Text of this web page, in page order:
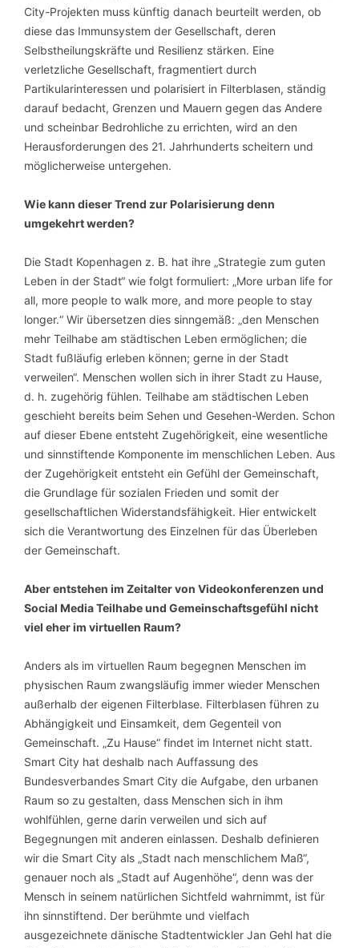
City-Projekten muss künftig danach beurteilt werden, ob
diese das Immunsystem der Gesellschaft, deren
Selbstheilungskräfte und Resilienz stärken. Eine
verletzliche Gesellschaft, fragmentiert durch
Partikularinteressen und polarisiert in Filterblasen, ständig
darauf bedacht, Grenzen und Mauern gegen das Andere
und scheinbar Bedrohliche zu errichten, wird an den
Herausforderungen des 21. Jahrhunderts scheitern und
möglicherweise untergehen.
Wie kann dieser Trend zur Polarisierung denn
umgekehrt werden?
Die Stadt Kopenhagen z. B. hat ihre „Strategie zum guten
Leben in der Stadt“ wie folgt formuliert: „More urban life for
all, more people to walk more, and more people to stay
longer.“ Wir übersetzen dies sinngemäß: „den Menschen
mehr Teilhabe am städtischen Leben ermöglichen; die
Stadt fußläufig erleben können; gerne in der Stadt
verweilen“. Menschen wollen sich in ihrer Stadt zu Hause,
d. h. zugehörig fühlen. Teilhabe am städtischen Leben
geschieht bereits beim Sehen und Gesehen-Werden. Schon
auf dieser Ebene entsteht Zugehörigkeit, eine wesentliche
und sinnstiftende Komponente im menschlichen Leben. Aus
der Zugehörigkeit entsteht ein Gefühl der Gemeinschaft,
die Grundlage für sozialen Frieden und somit der
gesellschaftlichen Widerstandsfähigkeit. Hier entwickelt
sich die Verantwortung des Einzelnen für das Überleben
der Gemeinschaft.
Aber entstehen im Zeitalter von Videokonferenzen und
Social Media Teilhabe und Gemeinschaftsgefühl nicht
viel eher im virtuellen Raum?
Anders als im virtuellen Raum begegnen Menschen im
physischen Raum zwangsläufig immer wieder Menschen
außerhalb der eigenen Filterblase. Filterblasen führen zu
Abhängigkeit und Einsamkeit, dem Gegenteil von
Gemeinschaft. „Zu Hause“ findet im Internet nicht statt.
Smart City hat deshalb nach Auffassung des
Bundesverbandes Smart City die Aufgabe, den urbanen
Raum so zu gestalten, dass Menschen sich in ihm
wohlfühlen, gerne darin verweilen und sich auf
Begegnungen mit anderen einlassen. Deshalb definieren
wir die Smart City als „Stadt nach menschlichem Maß“,
genauer noch als „Stadt auf Augenhöhe“, denn was der
Mensch in seinem natürlichen Sichtfeld wahrnimmt, ist für
ihn sinnstiftend. Der berühmte und vielfach
ausgezeichnete dänische Stadtentwickler Jan Gehl hat die